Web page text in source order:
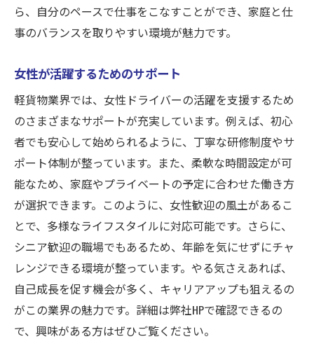
ら、自分のペースで仕事をこなすことができ、家庭と仕
事のバランスを取りやすい環境が魅力です。
女性が活躍するためのサポート
軽貨物業界では、女性ドライバーの活躍を支援するため
のさまざまなサポートが充実しています。例えば、初心
者でも安心して始められるように、丁寧な研修制度やサ
ポート体制が整っています。また、柔軟な時間設定が可
能なため、家庭やプライベートの予定に合わせた働き方
が選択できます。このように、女性歓迎の風土があるこ
とで、多様なライフスタイルに対応可能です。さらに、
シニア歓迎の職場でもあるため、年齢を気にせずにチャ
レンジできる環境が整っています。やる気さえあれば、
自己成長を促す機会が多く、キャリアアップも狙えるの
がこの業界の魅力です。詳細は弊社HPで確認できるの
で、興味がある方はぜひご覧ください。